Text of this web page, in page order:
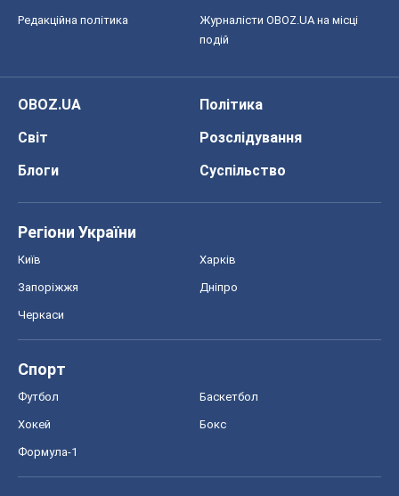
Редакційна політика
Журналісти OBOZ.UA на місці
подій
OBOZ.UA
Політика
Світ
Розслідування
Блоги
Суспільство
Регіони України
Київ Харків
Запоріжжя Дніпро
Черкаси
Спорт
Футбол Баскетбол
Хокей Бокс
Формула-1